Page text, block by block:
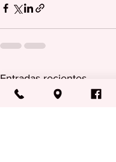
Entradas recientes